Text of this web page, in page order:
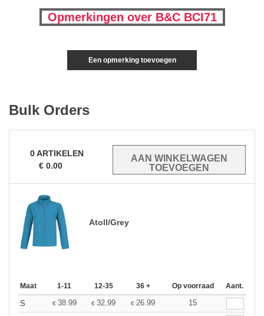
Opmerkingen over B&C BCI71
Een opmerking toevoegen
Bulk Orders
0ARTIKELEN
€ 0.00
Atoll/Grey
Maat 1-11 12-35 36 + Op voorraad Aant.
S € 38.99 € 32.99 € 26.99
15